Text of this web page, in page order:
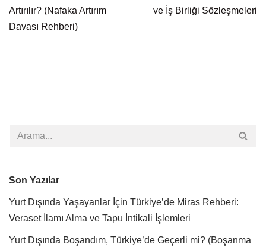
Artırılır? (Nafaka Artırım
Davası Rehberi)
ve İş Birliği Sözleşmeleri
Son Yazılar
Yurt Dışında Yaşayanlar İçin Türkiye’de Miras Rehberi:
Veraset İlamı Alma ve Tapu İntikali İşlemleri
Yurt Dışında Boşandım, Türkiye’de Geçerli mi? (Boşanma